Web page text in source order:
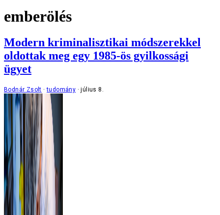
emberölés
Modern kriminalisztikai módszerekkel
oldottak meg egy 1985-ös gyilkossági
ügyet
Bodnár Zsolt tudomány július 8.